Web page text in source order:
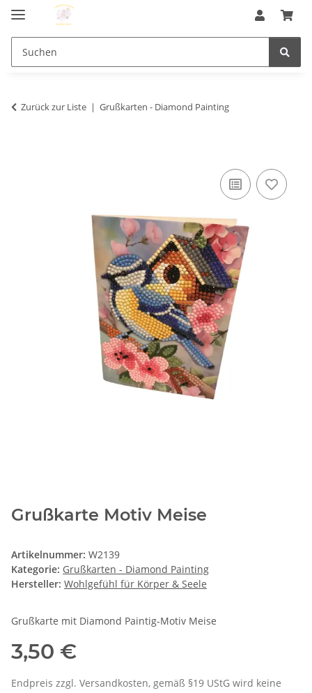
Zurück zur Liste Grußkarten - Diamond Painting
Grußkarte Motiv Meise
Artikelnummer: W2139
Kategorie: Grußkarten - Diamond Painting
Hersteller: Wohlgefühl für Körper & Seele
Grußkarte mit Diamond Paintig-Motiv Meise
3,50 €
Endpreis zzgl. Versandkosten, gemäß §19 UStG wird keine